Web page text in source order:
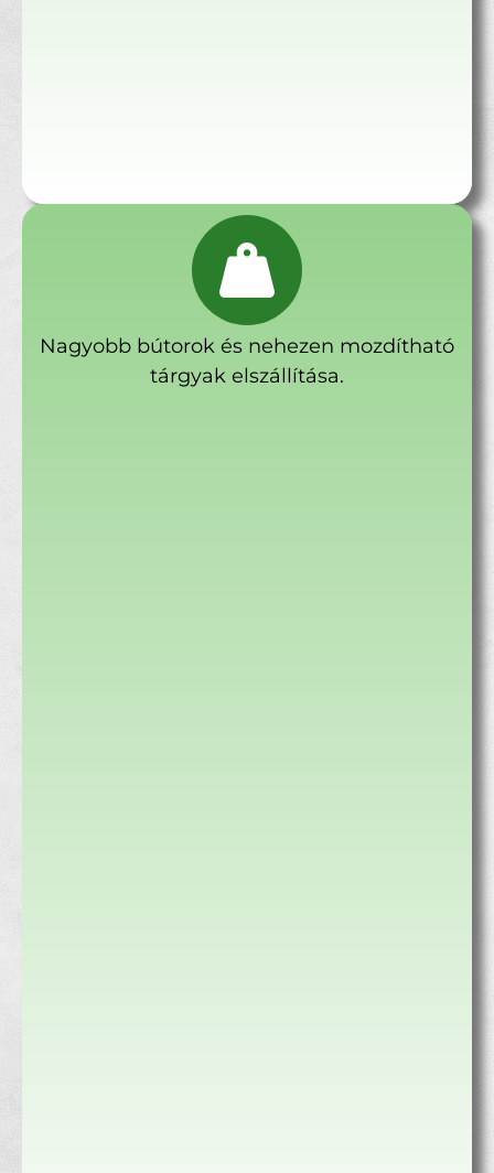
Nagyobb bútorok és nehezen mozdítható
tárgyak elszállítása.